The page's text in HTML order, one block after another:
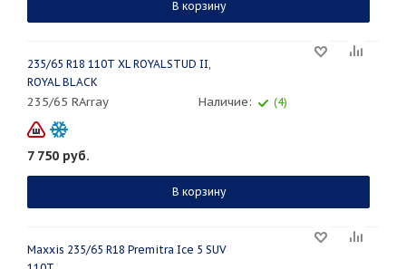
В корзину
235/65 R18 110T XL ROYALSTUD II,
ROYAL BLACK
235/65 RArray Наличие: (4)
7 750 руб.
В корзину
Maxxis 235/65 R18 Premitra Ice 5 SUV